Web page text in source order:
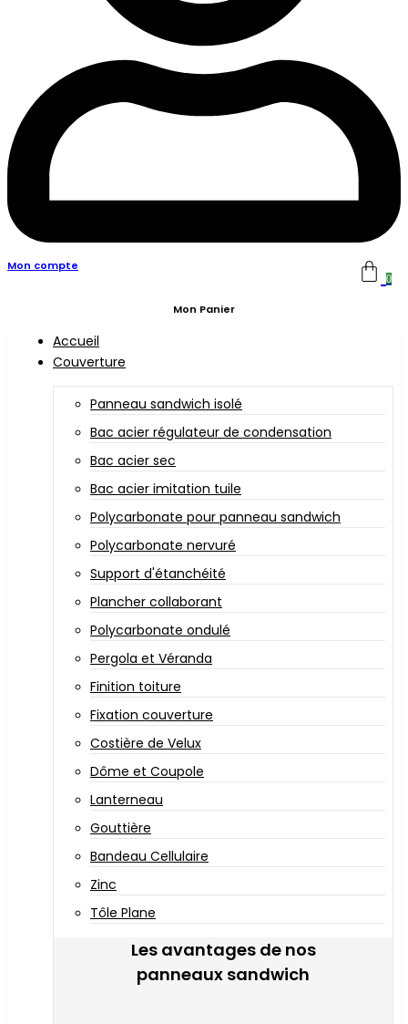
Mon compte
0
Mon Panier
Accueil
Couverture
Panneau sandwich isolé
Bac acier régulateur de condensation
Bac acier sec
Bac acier imitation tuile
Polycarbonate pour panneau sandwich
Polycarbonate nervuré
Support d'étanchéité
Plancher collaborant
Polycarbonate ondulé
Pergola et Véranda
Finition toiture
Fixation couverture
Costière de Velux
Dôme et Coupole
Lanterneau
Gouttière
Bandeau Cellulaire
Zinc
Tôle Plane
Les avantages de nos
panneaux sandwich